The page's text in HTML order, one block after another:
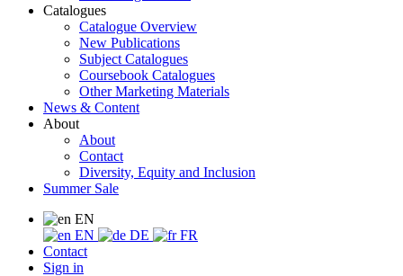
Catalogues
Catalogue Overview
New Publications
Subject Catalogues
Coursebook Catalogues
Other Marketing Materials
News & Content
About
About
Contact
Diversity, Equity and Inclusion
Summer Sale
EN
EN
DE
FR
Contact
Sign in